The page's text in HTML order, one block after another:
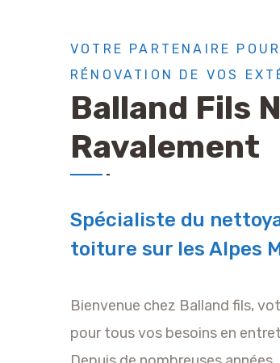
VOTRE PARTENAIRE
RÉNOVATION DE VOS
Balland Fils
Ravalement
Spécialiste du
toiture sur les Alpes
Bienvenue chez Balland fils,
pour tous vos besoins en